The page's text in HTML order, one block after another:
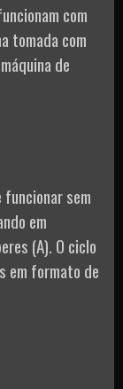
com
tomada com
de
sem
em
(A). O ciclo
em formato de